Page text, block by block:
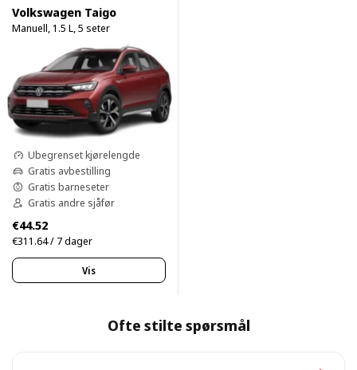
Volkswagen Taigo
Manuell, 1.5 L, 5 seter
Ubegrenset kjørelengde
Gratis avbestilling
Gratis barneseter
Gratis andre sjåfør
€44.52
€311.64 / 7 dager
Vis
Ofte stilte spørsmål